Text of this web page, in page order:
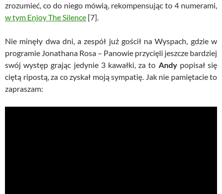
zrozumieć, co do niego mówią, rekompensując to 4 numerami,
w tym Enjoy The Silence [7].
Nie minęły dwa dni, a zespół już gościł na Wyspach, gdzie w
programie Jonathana Rosa – Panowie przycięli jeszcze bardziej
swój występ grając jedynie 3 kawałki, za to Andy popisał się
ciętą ripostą, za co zyskał moją sympatię. Jak nie pamiętacie to
zapraszam: